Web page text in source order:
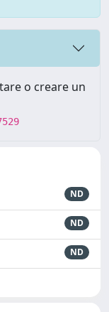
o creare un
ND
ND
ND